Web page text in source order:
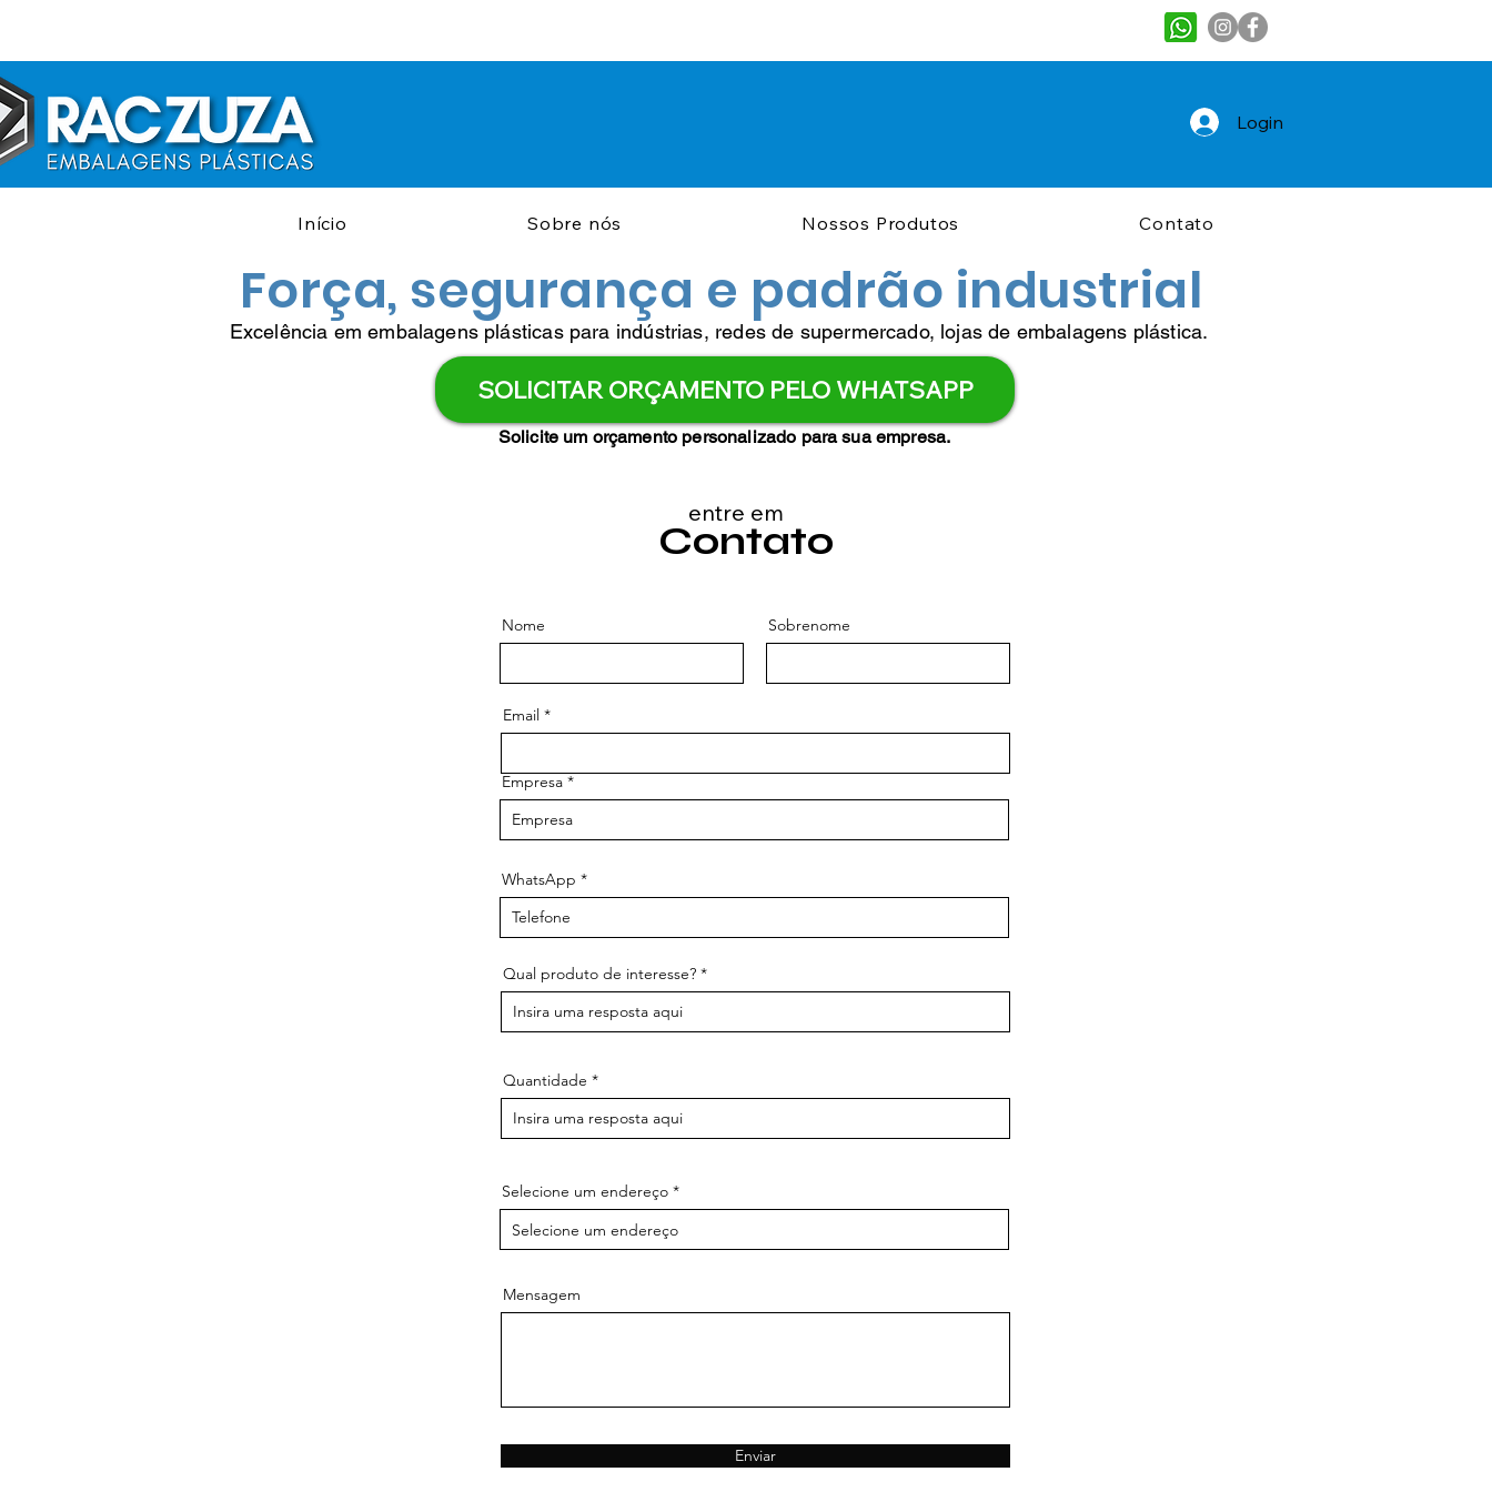
Login
Início Sobre nós Nossos Produtos Contato
Força, segurança e padrão industrial
Excelência em embalagens plásticas para indústrias, redes de supermercado, lojas de embalagens plástica.
SOLICITAR ORÇAMENTO PELO WHATSAPP
Solicite um orçamento personalizado para sua empresa.
entre em
Contato
Nome Sobrenome
Email
Empresa
WhatsApp
Qual produto de interesse?
Quantidade
Selecione um endereço
Mensagem
Enviar